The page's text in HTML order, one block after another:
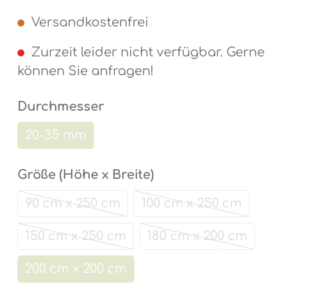
Versandkostenfrei
Zurzeit leider nicht verfügbar. Gerne
können Sie anfragen!
Durchmesserauswählen
20-35 mm(Diese Option ist zurzeit nicht verfügbar.)
Größe (Höhe x Breite)auswählen
90 cm x 250 cm(Diese Option ist zurzeit nicht verfügbar.)
100 cm x 250 cm(Diese Option ist
150 cm x 250 cm(Diese Option ist zurzeit nicht verfügbar.)
180 cm x 200 cm(Diese Option ist
200 cm x 200 cm(Diese Option ist zurzeit nicht verfügbar.)